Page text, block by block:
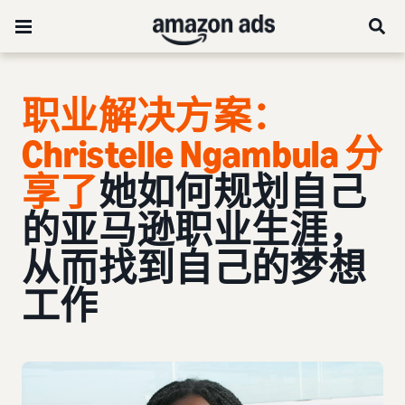
职业解决方案：
Christelle Ngambula 分
享了她如何规划自己
的亚马逊职业生涯，
从而找到自己的梦想
工作